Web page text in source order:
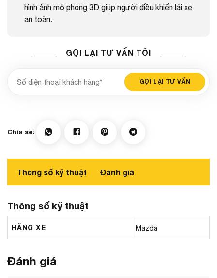
hình ảnh mô phỏng 3D giúp người điều khiển lái xe
an toàn.
GỌI LẠI TƯ VẤN TÔI
Thông số kỹ thuật Đánh giá
Thông số kỹ thuật
HÃNG XE Mazda
Đánh giá